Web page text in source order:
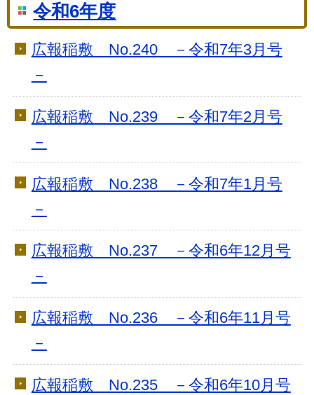
令和6年度
広報稲敷 No.240 －令和7年3月号
－
広報稲敷 No.239 －令和7年2月号
－
広報稲敷 No.238 －令和7年1月号
－
広報稲敷 No.237 －令和6年12月号
－
広報稲敷 No.236 －令和6年11月号
－
広報稲敷 No.235 －令和6年10月号